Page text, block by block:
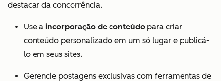
destacar da concorrência.
Use a incorporação de conteúdo para criar
conteúdo personalizado em um só lugar e publicá-
lo em seus sites.
Gerencie postagens exclusivas com ferramentas de